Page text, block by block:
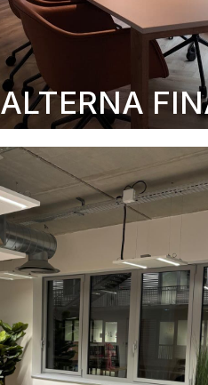
ALTERNA